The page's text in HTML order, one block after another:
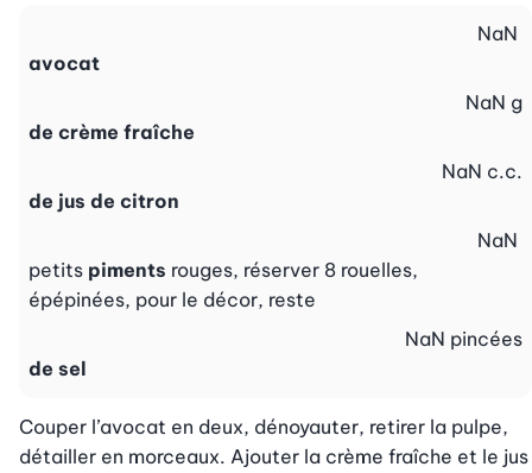
avocat
NaN
de crème fraîche
NaN g
de jus de citron
NaN c.c.
petits piments rouges, réserver 8 rouelles,
épépinées, pour le décor, reste
NaN
de sel
NaN pincées
Couper l’avocat en deux, dénoyauter, retirer la pulpe,
détailler en morceaux. Ajouter la crème fraîche et le jus